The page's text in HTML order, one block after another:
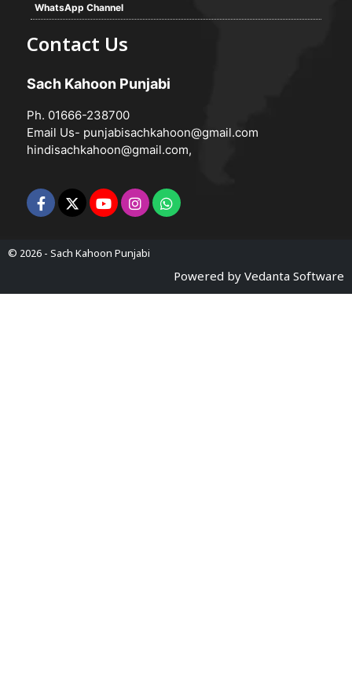
WhatsApp Channel
Contact Us
Sach Kahoon Punjabi
Ph. 01666-238700
Email Us- punjabisachkahoon@gmail.com
hindisachkahoon@gmail.com,
© 2026 - Sach Kahoon Punjabi
Powered by Vedanta Software